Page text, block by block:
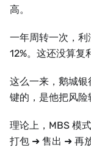
高。
一年周转一次，利
12%。这还没算复
这么一来，鹅城
键的，是他把风险
理论上，MBS 模
打包 ➜ 售出 ➜ 再